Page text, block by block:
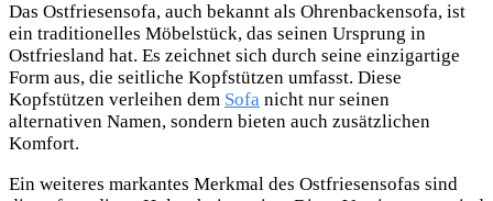
Das Ostfriesensofa, auch bekannt als Ohrenbackensofa, ist
ein traditionelles Möbelstück, das seinen Ursprung in
Ostfriesland hat. Es zeichnet sich durch seine einzigartige
Form aus, die seitliche Kopfstützen umfasst. Diese
Kopfstützen verleihen dem Sofa nicht nur seinen
alternativen Namen, sondern bieten auch zusätzlichen
Komfort.
Ein weiteres markantes Merkmal des Ostfriesensofas sind